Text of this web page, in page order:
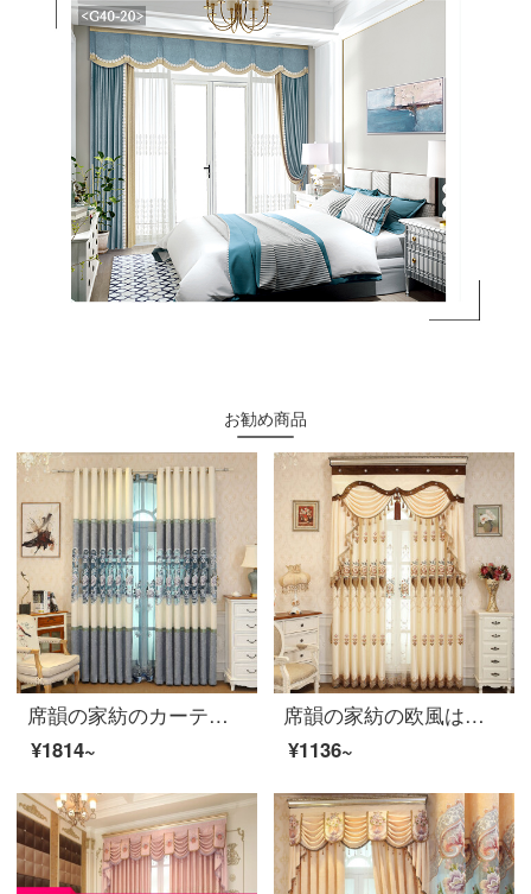
お勧め商品
席韻の家紡のカーテン中国式のカーテンのリビングルームのシェニールの遮光の布のカーテンは青い海の青い空-青い布のオーダーメイドの幅1メートル*高さ2.7メートルの単価(韓国のしわのフック)を高くすることができます。
¥1814~
席韻の家紡の欧風は绒を貼って刺繍のカーテンを貼って客間の床につきますベランダの完成品のカーテンは浅いオレンジの黄色の布(17-15)を注文して作らせます。幅1メートル*高さ2.7メートルの単価(4本の爪のフック)は高さを変えることができます。
¥1136~